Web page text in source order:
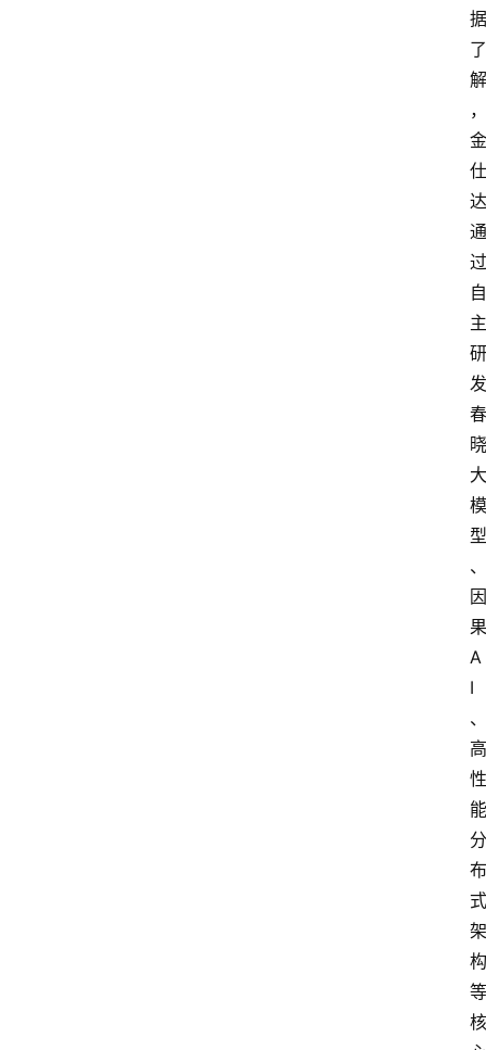
据
了
解
，
金
仕
达
通
过
自
主
研
发
春
晓
大
模
型
、
因
果
A
I
、
高
性
能
分
布
式
架
构
等
核